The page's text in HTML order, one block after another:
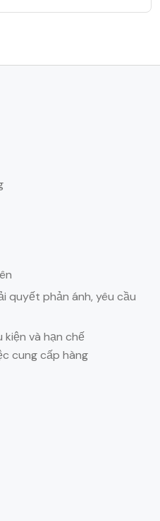
quyết phản ánh, yêu cầu
kiện và hạn chế
cung cấp hàng